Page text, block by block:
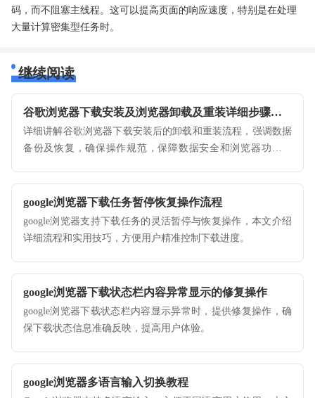
码，而不阻塞主线程。这可以提高页面的响应速度，特别是在处理
大量计算密集型任务时。
继续阅读
谷歌浏览器下载安装及浏览器卸载及重装详细步骤讲解
详细讲解谷歌浏览器下载安装后的卸载和重装流程，强调数据
备份及恢复，确保操作规范，保障数据安全和浏览器功能正
google浏览器下载任务暂停恢复操作流程
google浏览器支持下载任务的灵活暂停与恢复操作，本文介绍
详细流程和实用技巧，方便用户精准控制下载进度。
google浏览器下载状态栏内容异常显示的修复操作
google浏览器下载状态栏内容显示异常时，提供修复操作，确
保下载状态信息准确反映，提高用户体验。
google浏览器多语言输入切换教程